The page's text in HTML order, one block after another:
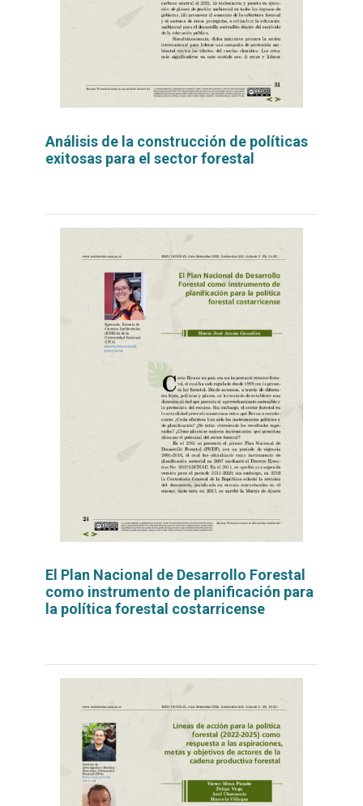
Análisis de la construcción de políticas
exitosas para el sector forestal
El Plan Nacional de Desarrollo Forestal
como instrumento de planificación para
la política forestal costarricense